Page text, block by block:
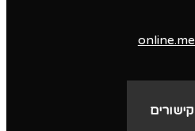
קישורים